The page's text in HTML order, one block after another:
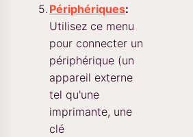
Périphériques:
Utilisez ce menu
pour connecter un
périphérique (un
appareil externe
tel qu'une
imprimante, une
clé